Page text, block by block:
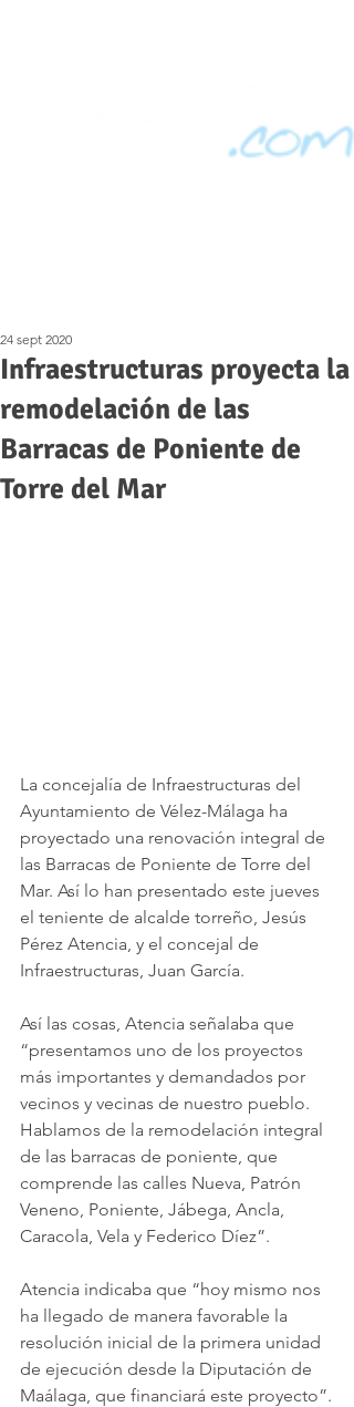
Infraestructuras proyecta la
remodelación de las
Barracas de Poniente de
Torre del Mar
24 sept 2020
La concejalía de Infraestructuras del
Ayuntamiento de Vélez-Málaga ha
proyectado una renovación integral de
las Barracas de Poniente de Torre del
Mar. Así lo han presentado este jueves
el teniente de alcalde torreño, Jesús
Pérez Atencia, y el concejal de
Infraestructuras, Juan García.
Así las cosas, Atencia señalaba que
“presentamos uno de los proyectos
más importantes y demandados por
vecinos y vecinas de nuestro pueblo.
Hablamos de la remodelación integral
de las barracas de poniente, que
comprende las calles Nueva, Patrón
Veneno, Poniente, Jábega, Ancla,
Caracola, Vela y Federico Díez”.
Atencia indicaba que “hoy mismo nos
ha llegado de manera favorable la
resolución inicial de la primera unidad
de ejecución desde la Diputación de
Maálaga, que financiará este proyecto”.